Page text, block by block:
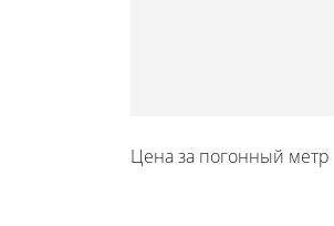
Цена за погонный метр